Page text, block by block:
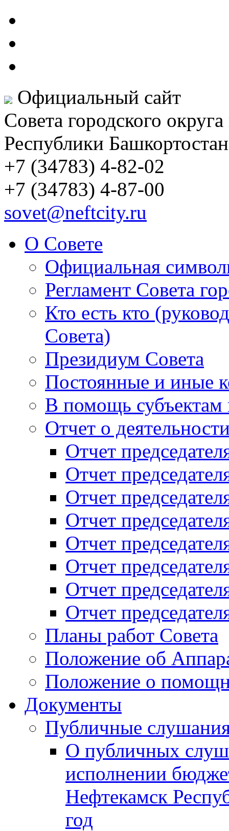
Официальный сайт
Совета городского
Республики Башкортостан
+7 (34783) 4-82-02
+7 (34783) 4-87-00
sovet@neftcity.ru
О Совете
Официальная
Регламент Совета
Кто есть кто
Совета)
Президиум Совета
Постоянные и иные
В помощь субъектам
Отчет о
Отчет
Отчет
Отчет
Отчет
Отчет
Отчет
Отчет
Отчет
Планы работ Совета
Положение об
Положение о
Документы
Публичные
О публичных
исполнении
Нефтекамск
год